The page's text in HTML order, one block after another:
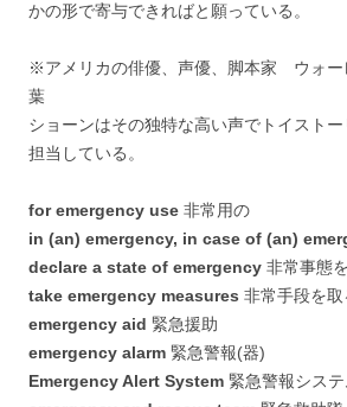
かの形で寄与できればと願っている。
※アメリカの俳優、声優、脚本家 ウォー
葉
ショーンはその独特な高い声でトイスト
担当している。
for emergency use 非常用の
in (an) emergency, in case of (an)
declare a state of emergency 非常事態
take emergency measures 非常手段を取
emergency aid 緊急援助
emergency alarm 緊急警報(器)
Emergency Alert System 緊急警報シス